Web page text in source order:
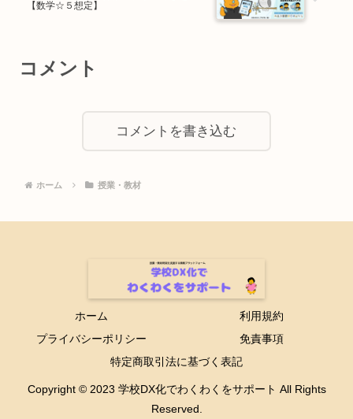
【数学☆５想定】
コメント
コメントを書き込む
ホーム 授業・教材
ホーム
利用規約
プライバシーポリシー
免責事項
特定商取引法に基づく表記
Copyright © 2023 学校DX化でわくわくをサポート All Rights
Reserved.